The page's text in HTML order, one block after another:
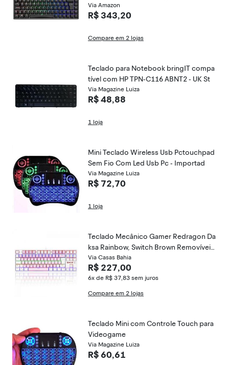
Via Amazon
R$ 343,20
Compare em 2 lojas
Teclado para Notebook bringIT compa
tível com HP TPN-C116 ABNT2 - UK St
Via Magazine Luiza
R$ 48,88
1 loja
Mini Teclado Wireless Usb Pctouchpad
Sem Fio Com Led Usb Pc - Importad
Via Magazine Luiza
R$ 72,70
1 loja
Teclado Mecânico Gamer Redragon Da
ksa Rainbow, Switch Brown Removíveis,
ABNT2, Pink/White
Via Casas Bahia
R$ 227,00
6x de R$ 37,83 sem juros
Compare em 2 lojas
Teclado Mini com Controle Touch para
Videogame
Via Magazine Luiza
R$ 60,61